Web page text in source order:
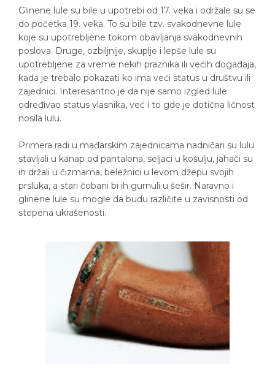
Glinene lule su bile u upotrebi od 17. veka i održale su se
do početka 19. veka. To su bile tzv. svakodnevne lule
koje su upotrebljene tokom obavljanja svakodnevnih
poslova. Druge, ozbiljnije, skuplje i lepše lule su
upotrebljene za vreme nekih praznika ili većih događaja,
kada je trebalo pokazati ko ima veći status u društvu ili
zajednici. Interesantno je da nije samo izgled lule
određivao status vlasnika, već i to gde je dotična ličnost
nosila lulu.
Primera radi u mađarskim zajednicama nadničari su lulu
stavljali u kanap od pantalona, seljaci u košulju, jahači su
ih držali u čizmama, beležnici u levom džepu svojih
prsluka, a stari čobani bi ih gurnuli u šešir. Naravno i
glinene lule su mogle da budu različite u zavisnosti od
stepena ukrašenosti.